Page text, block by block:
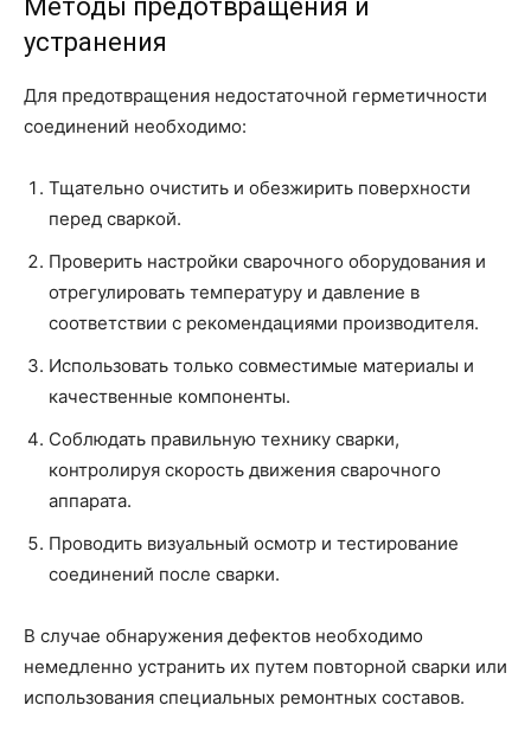
Методы предотвращения и
устранения
Для предотвращения недостаточной герметичности
соединений необходимо:
Тщательно очистить и обезжирить поверхности
перед сваркой.
Проверить настройки сварочного оборудования и
отрегулировать температуру и давление в
соответствии с рекомендациями производителя.
Использовать только совместимые материалы и
качественные компоненты.
Соблюдать правильную технику сварки,
контролируя скорость движения сварочного
аппарата.
Проводить визуальный осмотр и тестирование
соединений после сварки.
В случае обнаружения дефектов необходимо
немедленно устранить их путем повторной сварки или
использования специальных ремонтных составов.